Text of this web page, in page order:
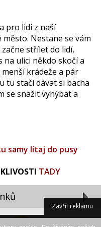
Zavřít reklamu
pro lidi z naší
Nestane se vám
střílet do lidí,
na ulici někdo skočí a
menší krádeže a pár
tu stačí dávat si bacha
se snažit vyhýbat a
samy lítaj do pusy
TADY